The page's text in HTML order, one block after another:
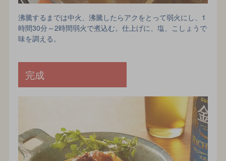
沸騰するまでは中火、沸騰したらアクをとって弱火にし、1
時間30分～2時間弱火で煮込む。仕上げに、塩、こしょうで
味を調える。
完成